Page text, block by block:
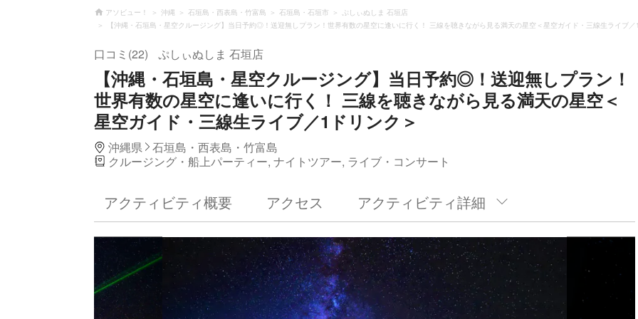
アソビュー！ 沖縄 石垣島・西表島・竹富島 石垣島・石垣市
ぷしぃぬしま 石垣店
【沖縄・石垣島・星空クルージング】当日予約◎！送迎無しプラン！世界有数の星空に逢いに行く！ 三線を聴きながら見る満天の星空＜星空ガイド・三線生ライブ／
口コミ(22) ぷしぃぬしま 石垣店
【沖縄・石垣島・星空クルージング】当日予約◎！送迎無しプラン！
世界有数の星空に逢いに行く！ 三線を聴きながら見る満天の星空＜
星空ガイド・三線生ライブ／1ドリンク＞
沖縄県
石垣島・西表島・竹富島
クルージング・船上パーティー, ナイトツアー, ライブ・コンサート
アクティビティ概要 アクセス アクティビティ詳細